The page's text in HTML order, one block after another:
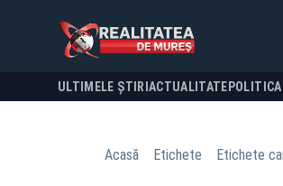
ULTIMELE ȘTIRI ACTUALITATE POLITICA
Acasă Etichete Etichete